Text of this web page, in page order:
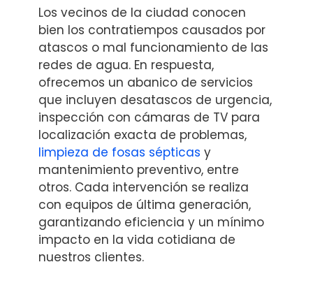
Los vecinos de la ciudad conocen
bien los contratiempos causados por
atascos o mal funcionamiento de las
redes de agua. En respuesta,
ofrecemos un abanico de servicios
que incluyen desatascos de urgencia,
inspección con cámaras de TV para
localización exacta de problemas,
limpieza de fosas sépticas y
mantenimiento preventivo, entre
otros. Cada intervención se realiza
con equipos de última generación,
garantizando eficiencia y un mínimo
impacto en la vida cotidiana de
nuestros clientes.